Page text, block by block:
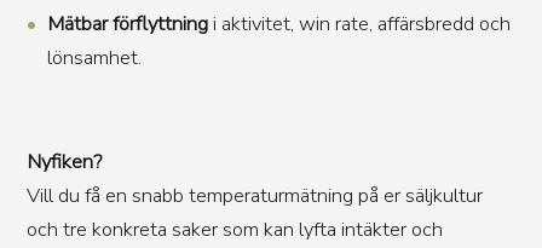
Mätbar förflyttningi aktivitet, win rate, affärsbredd och
lönsamhet.
Nyfiken?
Vill du få en snabb temperaturmätning på er säljkultur
och tre konkreta saker som kan lyfta intäkter och